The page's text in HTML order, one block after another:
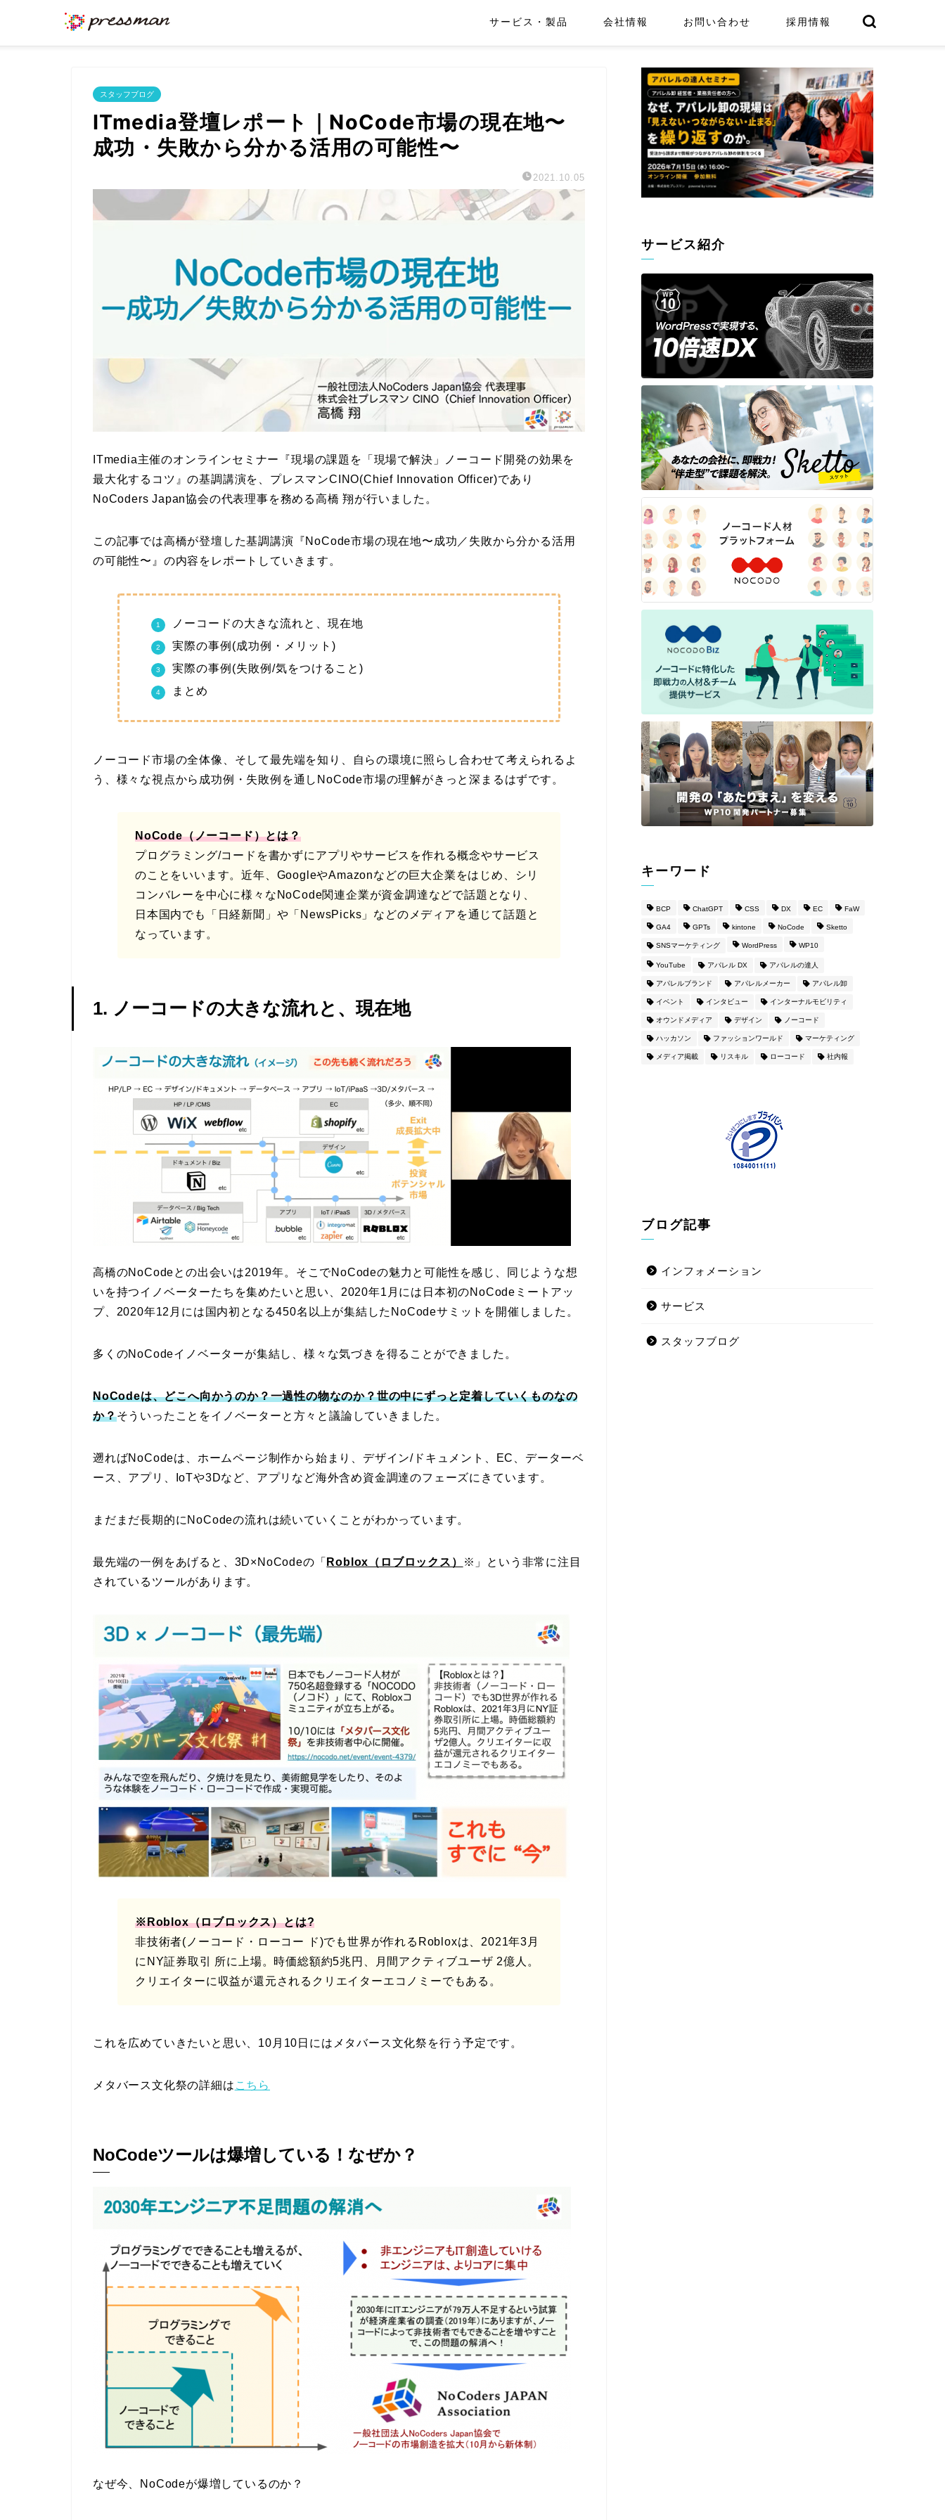
サービス・製品 会社情報 お問い合わせ 採用情報
スタッフブログ
ITmedia登壇レポート｜NoCode市場の現在地〜
成功・失敗から分かる活用の可能性〜
2021.10.05
ITmedia主催のオンラインセミナー『現場の課題を「現場で解決」ノーコード開発の効果を
最大化するコツ』の基調講演を、 プレスマンCINO(Chief Innovation Officer)であり
NoCoders Japan協会の代表理事を務める高橋 翔が行いました。
この記事では高橋が登壇した基調講演 『NoCode市場の現在地〜成功／失敗から分かる活用
の可能性〜』の内容をレポートしていきます。
ノーコードの大きな流れと、現在地
実際の事例(成功例・メリット)
実際の事例(失敗例/気をつけること)
まとめ
ノーコード市場の全体像、そして最先端を知り、自らの環境に照らし合わせて考えられるよ
う、様々な視点から成功例・失敗例を通しNoCode市場の理解がきっと深まるはずです。
NoCode（ノーコード）とは？
プログラミング/コードを書かずにアプリやサービスを作れる概念やサービス
のことをいいます。近年、GoogleやAmazonなどの巨大企業をはじめ、シリ
コンバレーを中心に様々なNoCode関連企業が資金調達などで話題となり、
日本国内でも「日経新聞」や「NewsPicks」などのメディアを通じて話題と
なっています。
1. ノーコードの大きな流れと、現在地
高橋のNoCodeとの出会いは2019年。そこでNoCodeの魅力と可能性を感じ、同じような想
いを持つイノベーターたちを集めたいと思い、2020年1月には日本初のNoCodeミートアッ
プ、2020年12月には国内初となる450名以上が集結したNoCodeサミットを開催しました。
多くのNoCodeイノベーターが集結し、様々な気づきを得ることができました。
NoCodeは、どこへ向かうのか？一過性の物なのか？世の中にずっと定着していくものなの
か？そういったことをイノベーターと方々と議論していきました。
遡ればNoCodeは、ホームページ制作から始まり、デザイン/ドキュメント、EC、データーベ
ース、アプリ、IoTや3Dなど、アプリなど海外含め資金調達のフェーズにきています。
まだまだ長期的にNoCodeの流れは続いていくことがわかっています。
最先端の一例をあげると、3D×NoCodeの「 Roblox（ロブロックス）
※」という非常に注目
されているツールがあります。
※Roblox（ロブロックス）とは?
非技術者(ノーコード・ローコー ド)でも世界が作れるRobloxは、2021年3月
にNY証券取引 所に上場。時価総額約5兆円、月間アクティブユーザ 2億人。
クリエイターに収益が還元されるクリエイターエコノミーでもある。
これを広めていきたいと思い、10月10日にはメタバース文化祭を行う予定です。
メタバース文化祭の詳細は こちら
NoCodeツールは爆増している！なぜか？
なぜ今、NoCodeが爆増しているのか？
サービス紹介
キーワード
BCP ChatGPT CSS DX EC FaW
GA4 GPTs kintone NoCode Sketto
SNSマーケティング WordPress WP10
YouTube アパレル DX アパレルの達人
アパレルブランド アパレルメーカー アパレル卸
イベント インタビュー インターナルモビリティ
オウンドメディア デザイン ノーコード
ハッカソン ファッションワールド マーケティング
メディア掲載 リスキル ローコード 社内報
ブログ記事
インフォメーション
サービス
スタッフブログ